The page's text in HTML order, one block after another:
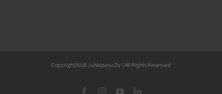
Copyright2016 Juhlapesu Oy | All Rights Reserved
FacebookInstagramYouTubeLinkedIn